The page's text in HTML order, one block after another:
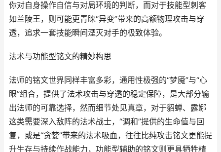
你对自身操作自信与对局环境的判断，而对于技能型刺客
如兰陵王，则可能更青睐“异变”带来的高额物理攻击与穿
透，追求一套技能瞬间湮灭对手的极致体验。
法术与功能型铭文的精妙构思
法师的铭文世界同样丰富多彩，通用性极强的“梦魇”与“心
眼”组合，提供了法术攻击与穿透的稳定保障，是大部分输
出法师的可靠选择，然而细节处见真章，对于貂蝉、露娜
这类需要深入敌阵的法术战士，“调和”提供的生命值与回
复，或是“贪婪”带来的法术吸血，往往比纯攻击铭文更能提
升生存与持续作战能力，功能型辅助的铭文则更具牺牲精